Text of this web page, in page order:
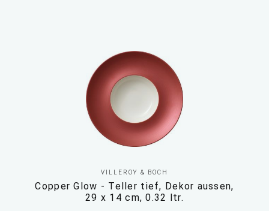
VILLEROY & BOCH
Copper Glow - Teller tief, Dekor aussen,
29 x 14 cm, 0.32 ltr.